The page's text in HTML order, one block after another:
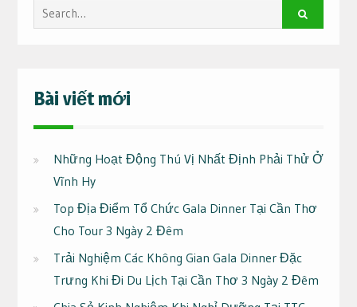
Search
for:
Bài viết mới
Những Hoạt Động Thú Vị Nhất Định Phải Thử Ở
Vĩnh Hy
Top Địa Điểm Tổ Chức Gala Dinner Tại Cần Thơ
Cho Tour 3 Ngày 2 Đêm
Trải Nghiệm Các Không Gian Gala Dinner Đặc
Trưng Khi Đi Du Lịch Tại Cần Thơ 3 Ngày 2 Đêm